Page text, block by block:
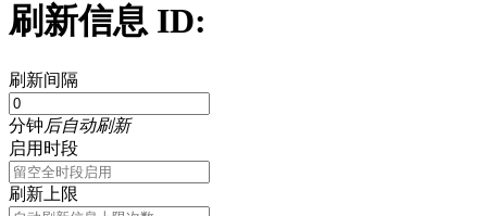
刷新信息 ID:
刷新间隔
分钟后自动刷新
启用时段
刷新上限